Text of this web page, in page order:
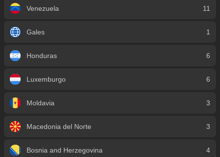
Venezuela 11
Gales 1
Honduras 6
Luxemburgo 6
Moldavia 3
Macedonia del Norte 3
Bosnia and Herzegovina 4